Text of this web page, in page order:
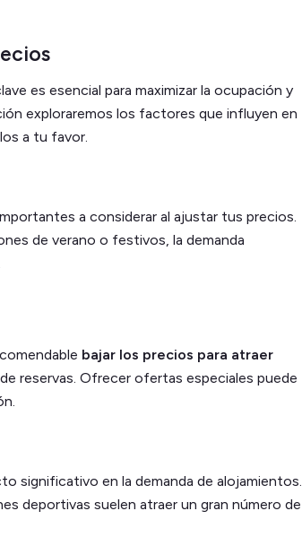
es esencial para maximizar la ocupación y
exploraremos los factores que influyen en
a tu favor.
a considerar al ajustar tus precios.
de verano o festivos, la demanda
bajar los precios para atraer
reservas. Ofrecer ofertas especiales puede
significativo en la demanda de alojamientos.
deportivas suelen atraer un gran número de